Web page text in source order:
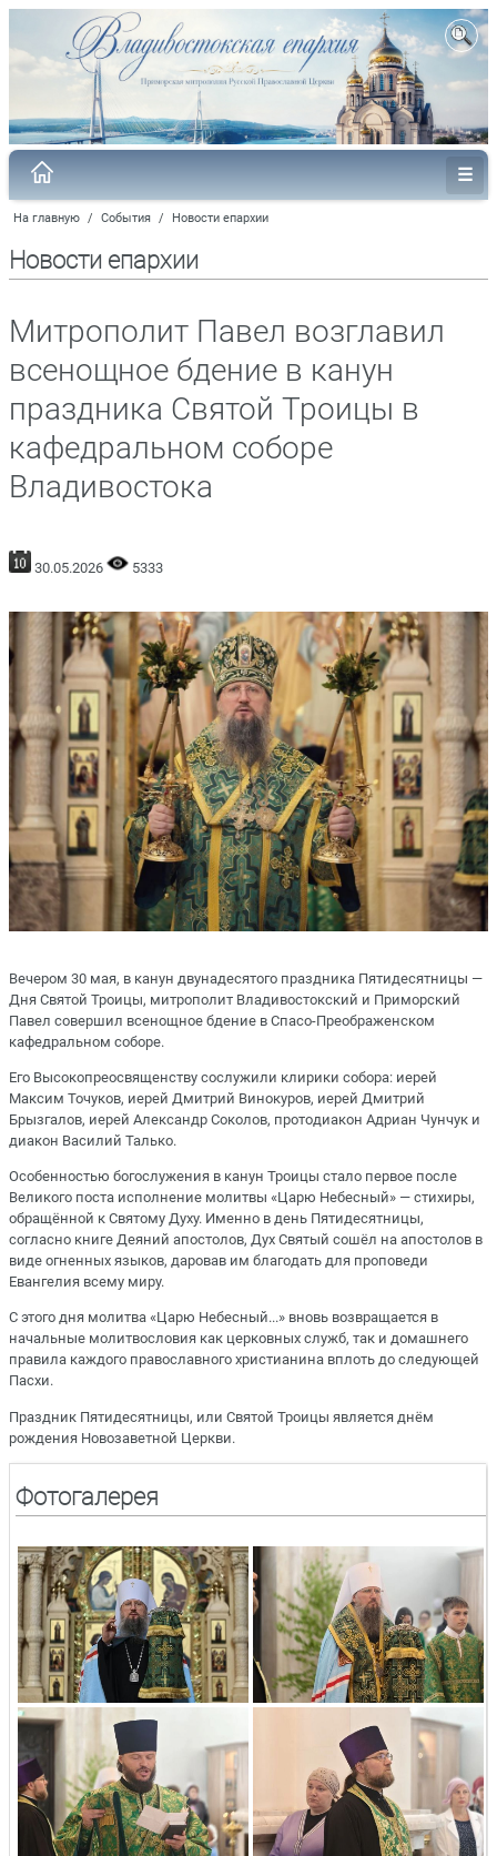
На главную / События / Новости епархии
Новости епархии
Митрополит Павел возглавил
всенощное бдение в канун
праздника Святой Троицы в
кафедральном соборе
Владивостока
30.05.2026 5333
Вечером 30 мая, в канун двунадесятого праздника Пятидесятницы —
Дня Святой Троицы, митрополит Владивостокский и Приморский
Павел совершил всенощное бдение в Спасо-Преображенском
кафедральном соборе.
Его Высокопреосвященству сослужили клирики собора: иерей
Максим Точуков, иерей Дмитрий Винокуров, иерей Дмитрий
Брызгалов, иерей Александр Соколов, протодиакон Адриан Чунчук и
диакон Василий Талько.
Особенностью богослужения в канун Троицы стало первое после
Великого поста исполнение молитвы «Царю Небесный» — стихиры,
обращённой к Святому Духу. Именно в день Пятидесятницы,
согласно книге Деяний апостолов, Дух Святый сошёл на апостолов в
виде огненных языков, даровав им благодать для проповеди
Евангелия всему миру.
С этого дня молитва «Царю Небесный...» вновь возвращается в
начальные молитвословия как церковных служб, так и домашнего
правила каждого православного христианина вплоть до следующей
Пасхи.
Праздник Пятидесятницы, или Святой Троицы является днём
рождения Новозаветной Церкви.
Фотогалерея